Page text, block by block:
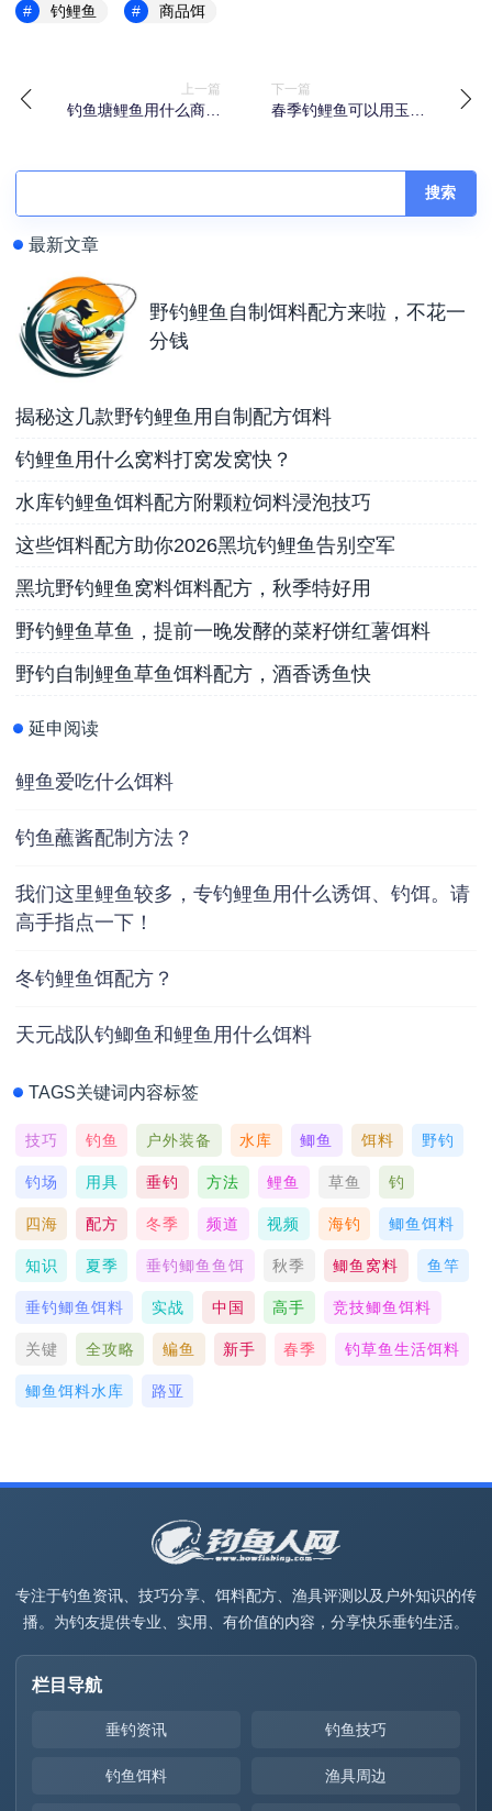
钓鲤鱼 商品饵
上一篇
钓鱼塘鲤鱼用什么商品
下一篇
春季钓鲤鱼可以用玉米
搜索
最新文章
野钓鲤鱼自制饵料配方来啦，不花一
分钱
揭秘这几款野钓鲤鱼用自制配方饵料
钓鲤鱼用什么窝料打窝发窝快？
水库钓鲤鱼饵料配方附颗粒饲料浸泡技巧
这些饵料配方助你2026黑坑钓鲤鱼告别空军
黑坑野钓鲤鱼窝料饵料配方，秋季特好用
野钓鲤鱼草鱼，提前一晚发酵的菜籽饼红薯饵料
野钓自制鲤鱼草鱼饵料配方，酒香诱鱼快
延申阅读
鲤鱼爱吃什么饵料
钓鱼蘸酱配制方法？
我们这里鲤鱼较多，专钓鲤鱼用什么诱饵、钓饵。请
高手指点一下！
冬钓鲤鱼饵配方？
天元战队钓鲫鱼和鲤鱼用什么饵料
TAGS关键词内容标签
技巧 钓鱼 户外装备 水库 鲫鱼 饵料 野钓
钓场 用具 垂钓 方法 鲤鱼 草鱼 钓
四海 配方 冬季 频道 视频 海钓 鲫鱼饵料
知识 夏季 垂钓鲫鱼鱼饵 秋季 鲫鱼窝料 鱼竿
垂钓鲫鱼饵料 实战 中国 高手 竞技鲫鱼饵料
关键 全攻略 鳊鱼 新手 春季 钓草鱼生活饵料
鲫鱼饵料水库 路亚
专注于钓鱼资讯、技巧分享、饵料配方、渔具评测以及户外知识的传
播。为钓友提供专业、实用、有价值的内容，分享快乐垂钓生活。
栏目导航
垂钓资讯 钓鱼技巧
钓鱼饵料 渔具周边